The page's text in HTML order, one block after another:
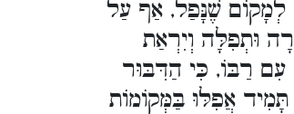
לְמָקוֹם שֶׁנָּפַל, אַף עַל
וּתְפִלָּה וְיִרְאַת
עִם רַבּוֹ, כִּי הַדִּבּוּר
אֲפִלּוּ בַּמְּקוֹמוֹת